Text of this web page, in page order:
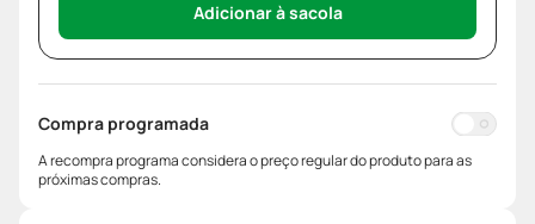
Adicionar à sacola
Compra programada
A recompra programa considera o preço regular do produto para as
próximas compras.